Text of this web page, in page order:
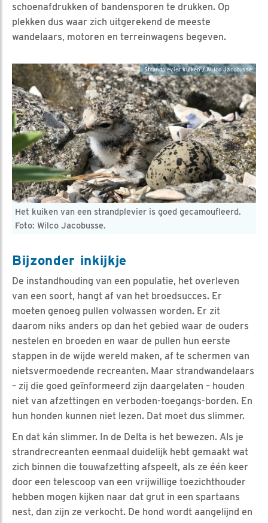
schoenafdrukken of bandensporen te drukken. Op
plekken dus waar zich uitgerekend de meeste
wandelaars, motoren en terreinwagens begeven.
Het kuiken van een strandplevier is goed gecamoufleerd.
Foto: Wilco Jacobusse.
Strandplevier kuiken / Wilco Jacobusse
Bijzonder inkijkje
De instandhouding van een populatie, het overleven
van een soort, hangt af van het broedsucces. Er
moeten genoeg pullen volwassen worden. Er zit
daarom niks anders op dan het gebied waar de ouders
nestelen en broeden en waar de pullen hun eerste
stappen in de wijde wereld maken, af te schermen van
nietsvermoedende recreanten. Maar strandwandelaars
– zij die goed geïnformeerd zijn daargelaten – houden
niet van afzettingen en verboden-toegangs-borden. En
hun honden kunnen niet lezen. Dat moet dus slimmer.
En dat kán slimmer. In de Delta is het bewezen. Als je
strandrecreanten eenmaal duidelijk hebt gemaakt wat
zich binnen die touwafzetting afspeelt, als ze één keer
door een telescoop van een vrijwillige toezichthouder
hebben mogen kijken naar dat grut in een spartaans
nest, dan zijn ze verkocht. De hond wordt aangelijnd en